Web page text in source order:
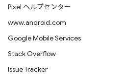
Pixel ヘルプセンター
www.android.com
Google Mobile Services
Stack Overflow
Issue Tracker